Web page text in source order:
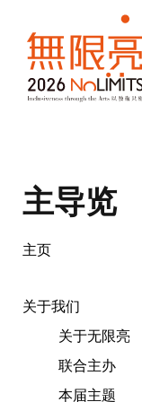
主导览
主页
关于我们
关于无限亮
联合主办
本届主题